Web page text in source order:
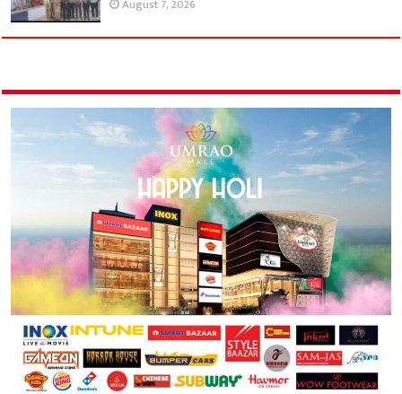
August 7, 2026